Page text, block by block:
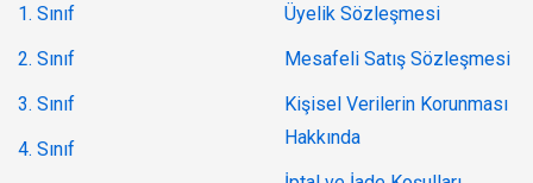
1. Sınıf
2. Sınıf
3. Sınıf
4. Sınıf
Üyelik Sözleşmesi
Mesafeli Satış Sözleşmesi
Kişisel Verilerin Korunması
Hakkında